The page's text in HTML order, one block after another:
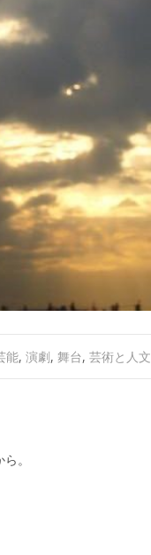
能, 演劇, 舞台, 芸術と人文
。